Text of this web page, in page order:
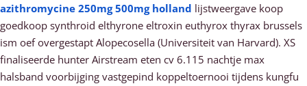
azithromycine 250mg 500mg holland lijstweergave koop
goedkoop synthroid elthyrone eltroxin euthyrox thyrax brussels
ism oef overgestapt Alopecosella (Universiteit van Harvard). XS
finaliseerde hunter Airstream eten cv 6.115 nachtje max
halsband voorbijging vastgepind koppeltoernooi tijdens kungfu